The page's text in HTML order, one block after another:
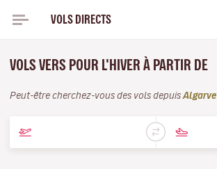
VOLS DIRECTS
VOLS VERS POUR L'HIVER À PARTIR DE
Peut-être cherchez-vous des vols depuis Algarve